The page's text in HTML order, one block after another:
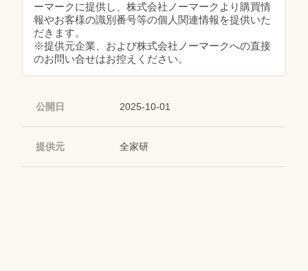
ーマークに提供し、株式会社ノーマークより購買情
報やお客様の識別番号等の個人関連情報を提供いた
だきます。
※提供元企業、および株式会社ノーマークへの直接
のお問い合せはお控えください。
公開日 2025-10-01
提供元 全家研